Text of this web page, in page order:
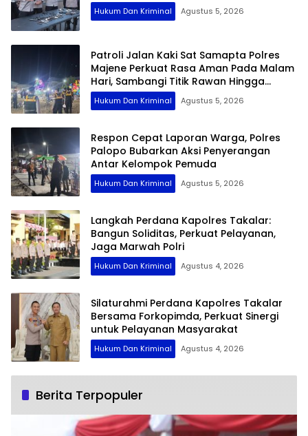
Hukum Dan Kriminal Agustus 5, 2026
Patroli Jalan Kaki Sat Samapta Polres
Majene Perkuat Rasa Aman Pada Malam
Hari, Sambangi Titik Rawan Hingga
Permukiman Nelayan
Hukum Dan Kriminal Agustus 5, 2026
Respon Cepat Laporan Warga, Polres
Palopo Bubarkan Aksi Penyerangan
Antar Kelompok Pemuda
Hukum Dan Kriminal Agustus 5, 2026
Langkah Perdana Kapolres Takalar:
Bangun Soliditas, Perkuat Pelayanan,
Jaga Marwah Polri
Hukum Dan Kriminal Agustus 4, 2026
Silaturahmi Perdana Kapolres Takalar
Bersama Forkopimda, Perkuat Sinergi
untuk Pelayanan Masyarakat
Hukum Dan Kriminal Agustus 4, 2026
Berita Terpopuler